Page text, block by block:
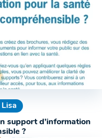
Lisa
support d’information
?